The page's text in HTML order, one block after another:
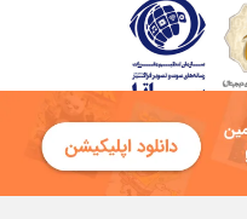
هفت آسمان توکان تعلق دارد و